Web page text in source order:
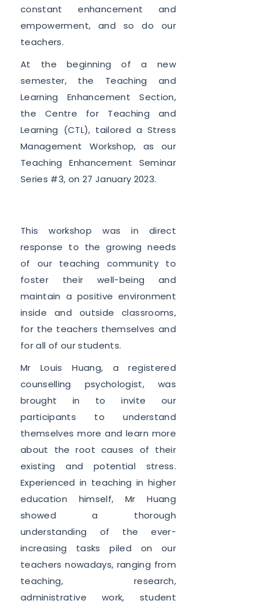
constant enhancement and
empowerment, and so do our
teachers.
At the beginning of a new
semester, the Teaching and
Learning Enhancement Section,
the Centre for Teaching and
Learning (CTL), tailored a Stress
Management Workshop, as our
Teaching Enhancement Seminar
Series #3, on 27 January 2023.
This workshop was in direct
response to the growing needs
of our teaching community to
foster their well-being and
maintain a positive environment
inside and outside classrooms,
for the teachers themselves and
for all of our students.
Mr Louis Huang, a registered
counselling psychologist, was
brought in to invite our
participants to understand
themselves more and learn more
about the root causes of their
existing and potential stress.
Experienced in teaching in higher
education himself, Mr Huang
showed a thorough
understanding of the ever-
increasing tasks piled on our
teachers nowadays, ranging from
teaching, research,
administrative work, student